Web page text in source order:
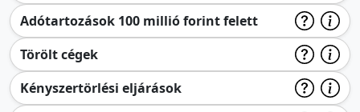
Adótartozások 100 millió forint felett
Törölt cégek
Kényszertörlési eljárások